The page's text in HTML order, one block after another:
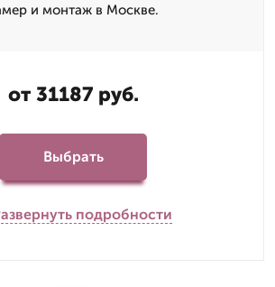
и монтаж в Москве.
от 31187 руб.
Выбрать
подробности